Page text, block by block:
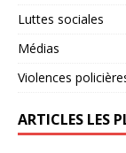
Luttes sociales
Médias
Violences
ARTICLES LES